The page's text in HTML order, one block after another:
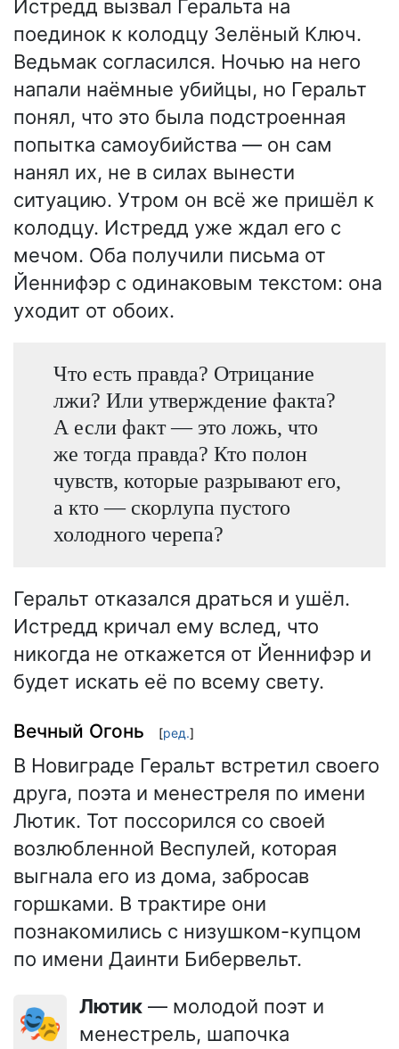
Истредд вызвал Геральта на
поединок к колодцу Зелёный Ключ.
Ведьмак согласился. Ночью на него
напали наёмные убийцы, но Геральт
понял, что это была подстроенная
попытка самоубийства — он сам
нанял их, не в силах вынести
ситуацию. Утром он всё же пришёл к
колодцу. Истредд уже ждал его с
мечом. Оба получили письма от
Йеннифэр с одинаковым текстом: она
уходит от обоих.
Что есть правда? Отрицание
лжи? Или утверждение факта?
А если факт — это ложь, что
же тогда правда? Кто полон
чувств, которые разрывают его,
а кто — скорлупа пустого
холодного черепа?
Геральт отказался драться и ушёл.
Истредд кричал ему вслед, что
никогда не откажется от Йеннифэр и
будет искать её по всему свету.
Вечный Огонь [ред.]
В Новиграде Геральт встретил своего
друга, поэта и менестреля по имени
Лютик. Тот поссорился со своей
возлюбленной Веспулей, которая
выгнала его из дома, забросав
горшками. В трактире они
познакомились с низушком-купцом
по имени Даинти Бибервельт.
🎭 Лютик — молодой поэт и
менестрель, шапочка